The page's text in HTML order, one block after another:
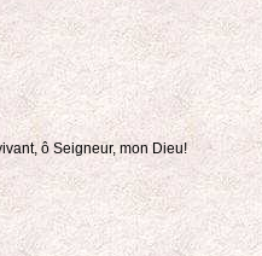
ô Seigneur, mon Dieu!